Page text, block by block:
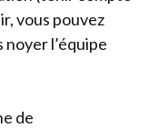
vous pouvez
noyer l’équipe
de